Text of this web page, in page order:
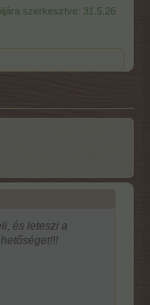
szerkesztve: 31.5.26
és leteszi a